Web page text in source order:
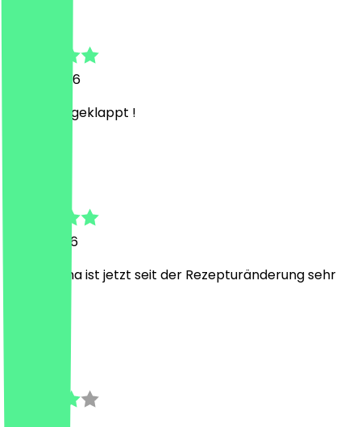
23. Juli 2026
Super gut geklappt !
15. Juli 2026
Der Matcha ist jetzt seit der Rezepturänderung sehr